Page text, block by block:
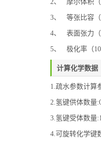
2、 摩尔体积（
3、 等张比容（
4、 表面张力（
5、 极化率（10
计算化学数据
1.疏水参数计算
2.氢键供体数量
3.氢键受体数量
4.可旋转化学键